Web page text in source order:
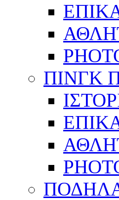
ΠΙΝΓΚ